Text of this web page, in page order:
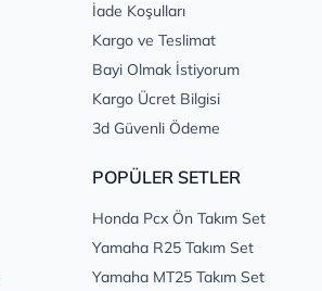
İade Koşulları
Kargo ve Teslimat
Bayi Olmak İstiyorum
Kargo Ücret Bilgisi
3d Güvenli Ödeme
POPÜLER SETLER
Honda Pcx Ön Takım Set
Yamaha R25 Takım Set
Yamaha MT25 Takım Set